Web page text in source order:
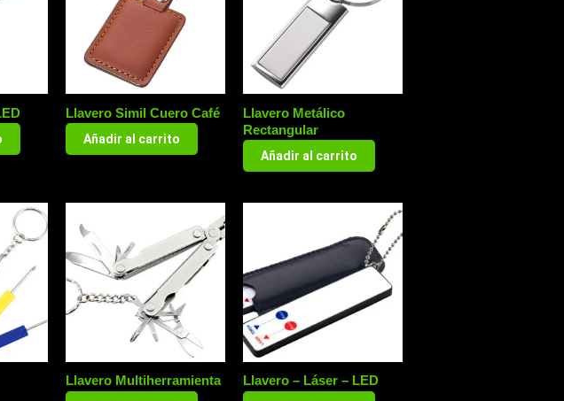
Llavero Simil Cuero Café
Añadir al carrito
Llavero Metálico
Rectangular
Añadir al carrito
Llavero Multiherramienta Llavero – Láser – LED